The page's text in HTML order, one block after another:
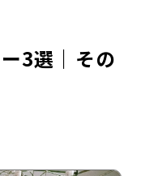
調査！
全て見る
OBOG成功談
てみた
全て見る
3選｜その